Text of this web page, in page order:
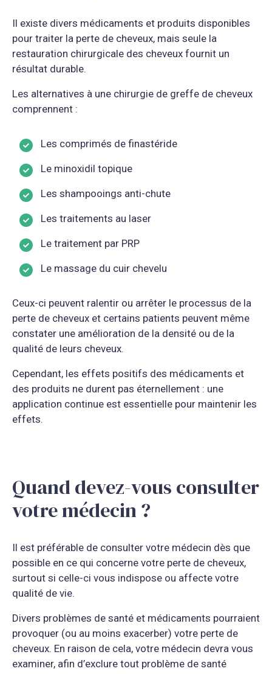
Il existe divers médicaments et produits disponibles
pour traiter la perte de cheveux, mais seule la
restauration chirurgicale des cheveux fournit un
résultat durable.
Les alternatives à une chirurgie de greffe de cheveux
comprennent :
Les comprimés de finastéride
Le minoxidil topique
Les shampooings anti-chute
Les traitements au laser
Le traitement par PRP
Le massage du cuir chevelu
Ceux-ci peuvent ralentir ou arrêter le processus de la
perte de cheveux et certains patients peuvent même
constater une amélioration de la densité ou de la
qualité de leurs cheveux.
Cependant, les effets positifs des médicaments et
des produits ne durent pas éternellement : une
application continue est essentielle pour maintenir les
effets.
Quand devez-vous consulter
votre médecin ?
Il est préférable de consulter votre médecin dès que
possible en ce qui concerne votre perte de cheveux,
surtout si celle-ci vous indispose ou affecte votre
qualité de vie.
Divers problèmes de santé et médicaments pourraient
provoquer (ou au moins exacerber) votre perte de
cheveux. En raison de cela, votre médecin devra vous
examiner, afin d’exclure tout problème de santé